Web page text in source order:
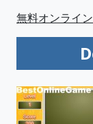
無料オンライ